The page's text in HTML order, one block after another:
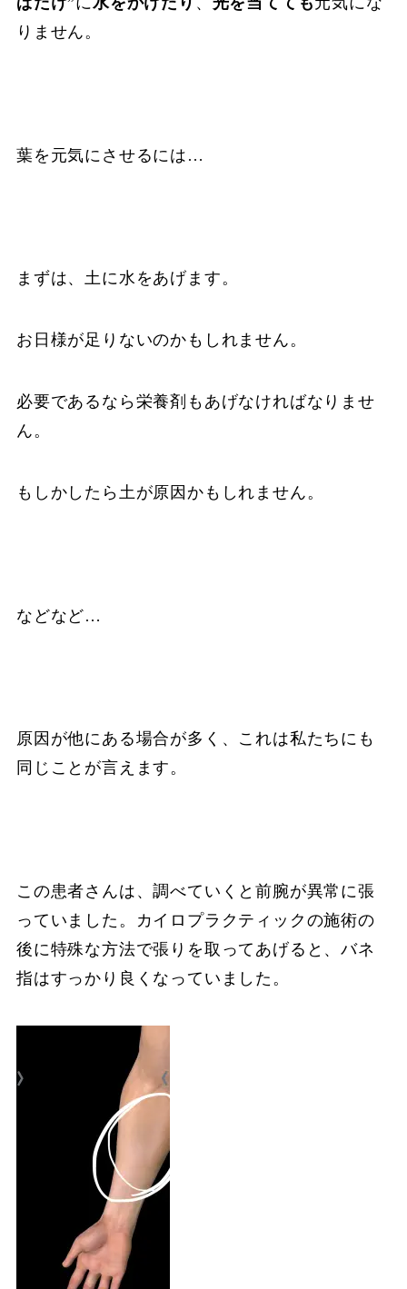
りません。
葉を元気にさせるには…
まずは、土に水をあげます。
お日様が足りないのかもしれません。
必要であるなら栄養剤もあげなければなりませ
ん。
もしかしたら土が原因かもしれません。
などなど…
原因が他にある場合が多く、これは私たちにも
同じことが言えます。
この患者さんは、調べていくと前腕が異常に張
っていました。カイロプラクティックの施術の
後に特殊な方法で張りを取ってあげると、バネ
指はすっかり良くなっていました。